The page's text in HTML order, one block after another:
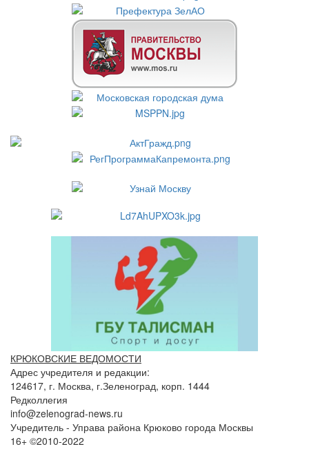
КРЮКОВСКИЕ ВЕДОМОСТИ
Адрес учредителя и редакции:
124617, г. Москва, г.Зеленоград, корп. 1444
Редколлегия
info@zelenograd-news.ru
Учредитель - Управа района Крюково города Москвы
16+ ©2010-2022